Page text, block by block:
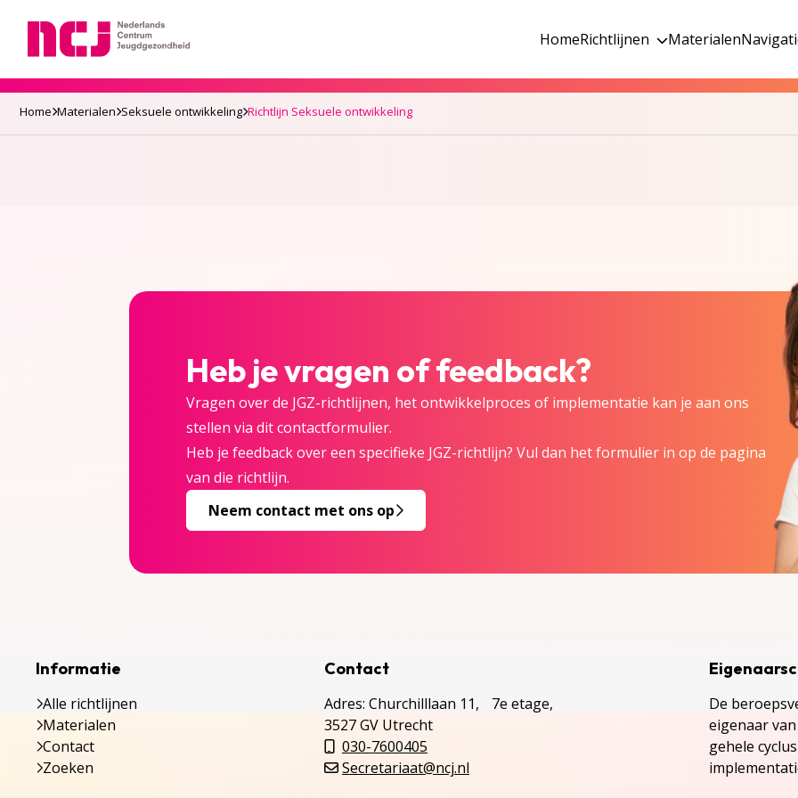
HomeRichtlijnen Materialen
Home Materialen Seksuele ontwikkeling Richtlijn Seksuele ontwikkeling
Heb je vragen of feedback?
Vragen over de JGZ-richtlijnen, het ontwikkelproces of implementatie kan je aan ons
stellen via dit contactformulier.
Heb je feedback over een specifieke JGZ-richtlijn? Vul dan het formulier in op de pagina
van die richtlijn.
Neem contact met ons op
Informatie
Alle richtlijnen
Materialen
Contact
Zoeken
Contact
Adres: Churchilllaan 11, 7e etage,
3527 GV Utrecht
030-7600405
Secretariaat@ncj.nl
De
eigenaar
gehele